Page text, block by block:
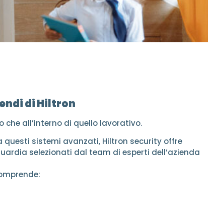
di Hiltron
che all’interno di quello lavorativo.
questi sistemi avanzati, Hiltron security offre
selezionati dal team di esperti dell’azienda